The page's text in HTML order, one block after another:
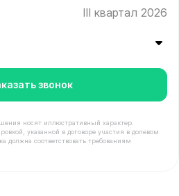
III квартал 2026
звонок
носят иллюстративный характер.
указанной в договоре участия в долевом
должна соответствовать требованиям